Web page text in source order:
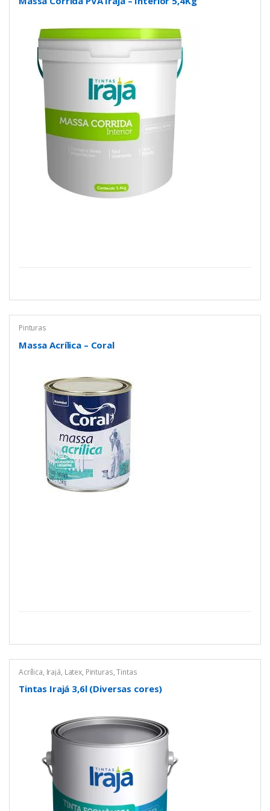
Pinturas
Massa Acrílica – Coral
Acrílica, Irajá, Latex, Pinturas,Tintas
Tintas Irajá 3,6l (Diversas cores)